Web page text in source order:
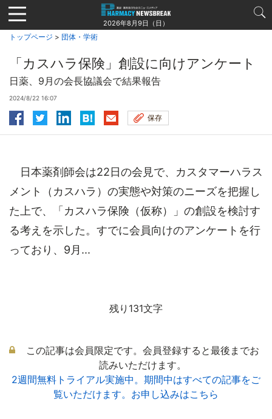
Jump
to
navigation
2026年8月9日（日）
トップページ > 団体・学術
「カスハラ保険」創設に向けアンケート
日薬、9月の会長協議会で結果報告
2024/8/22 16:07
保存
日本薬剤師会は22日の会見で、カスタマーハラス
メント（カスハラ）の実態や対策のニーズを把握し
た上で、「カスハラ保険（仮称）」の創設を検討す
る考えを示した。すでに会員向けのアンケートを行
っており、9月...
残り131文字
この記事は会員限定です。会員登録すると最後までお
読みいただけます。
2週間無料トライアル実施中。期間中はすべての記事をご
覧いただけます。お申し込みはこちら